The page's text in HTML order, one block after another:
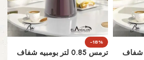
-18%
ترمس 0.85 لتر بومبيه شفاف